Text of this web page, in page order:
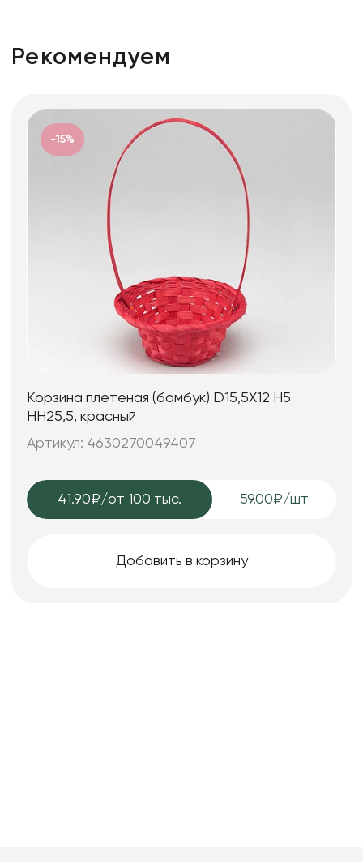
Рекомендуем
-15%
Корзина плетеная (бамбук) D15,5X12 H5
HH25,5, красный
Артикул: 4630270049407
41.90₽/от 100 тыс. 59.00₽/шт
Добавить в корзину